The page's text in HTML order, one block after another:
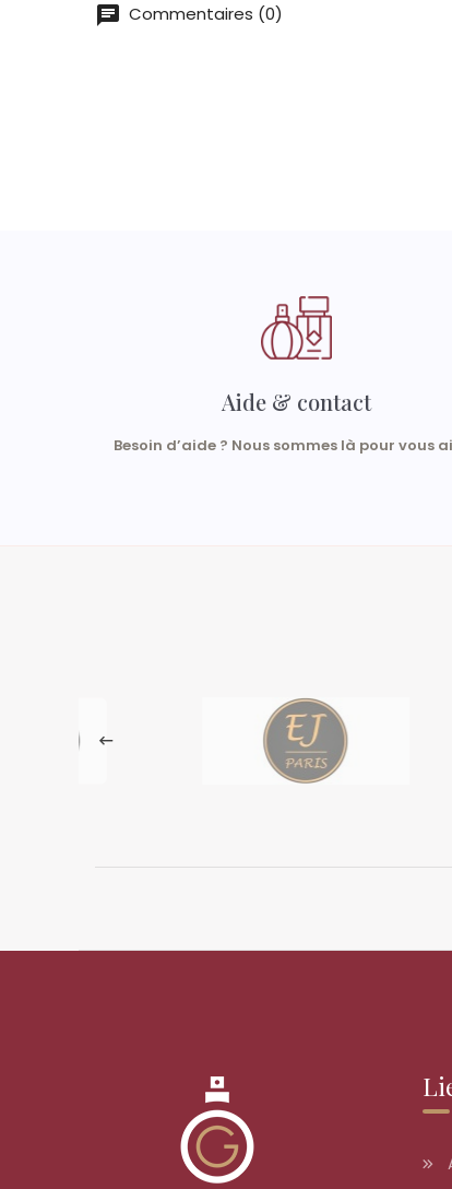
chat Commentaires (0)
Aide & contact
Besoin d’aide ? Nous sommes là pour vous